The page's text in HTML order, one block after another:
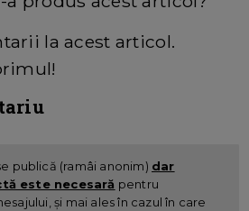
la acest articol.
publică (ramâi anonim) dar
este necesară pentru
și mai ales în cazul în care